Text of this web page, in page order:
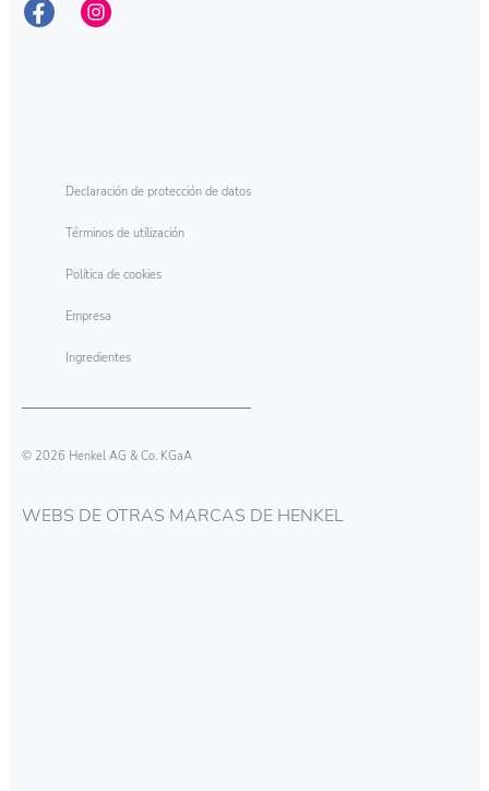
Declaración de protección de datos
Términos de utilización
Política de cookies
Empresa
Ingredientes
© 2026 Henkel AG & Co. KGaA
WEBS DE OTRAS MARCAS DE HENKEL